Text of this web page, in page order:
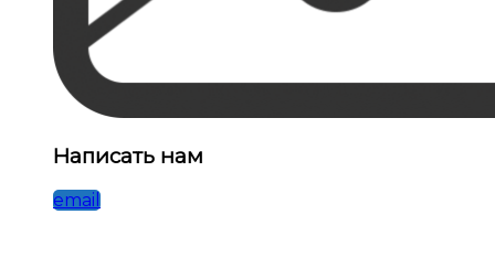
Написать нам
email